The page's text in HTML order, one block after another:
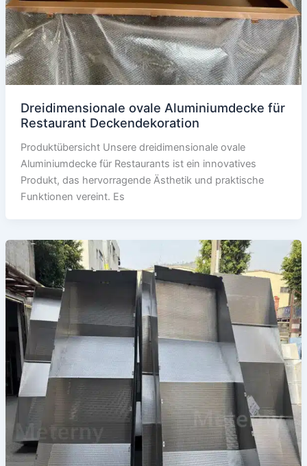
Dreidimensionale ovale Aluminiumdecke für
Restaurant Deckendekoration
Produktübersicht Unsere dreidimensionale ovale
Aluminiumdecke für Restaurants ist ein innovatives
Produkt, das hervorragende Ästhetik und praktische
Funktionen vereint. Es